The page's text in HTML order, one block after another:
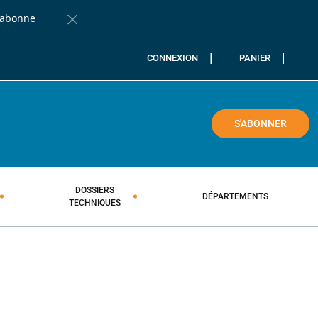
Fermer la barre de notification
CONNEXION PANIER
S'ABONNER
DOSSIERS
TECHNIQUES
DÉPARTEMENTS